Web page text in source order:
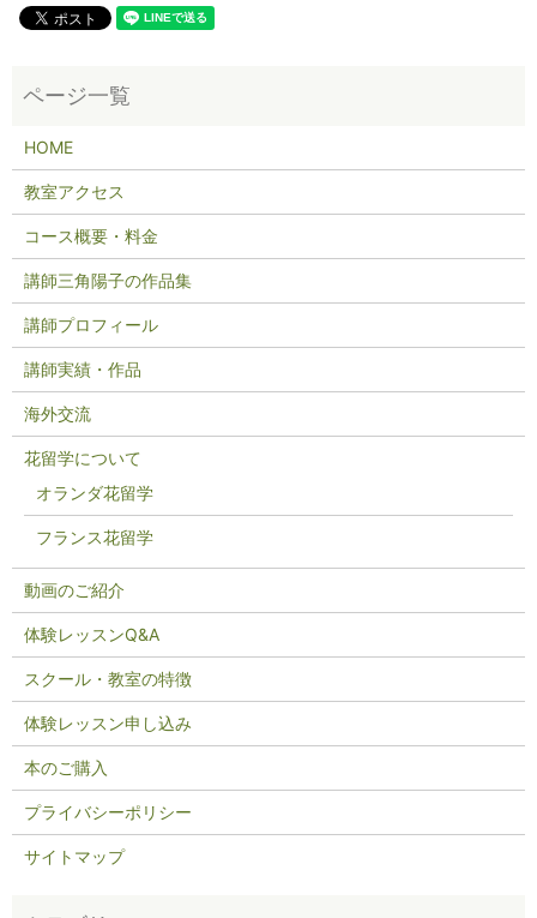
HOME
教室アクセス
コース概要・料金
講師三角陽子の作品集
講師プロフィール
講師実績・作品
海外交流
花留学について
オランダ花留学
フランス花留学
動画のご紹介
体験レッスンQ&A
スクール・教室の特徴
体験レッスン申し込み
本のご購入
プライバシーポリシー
サイトマップ